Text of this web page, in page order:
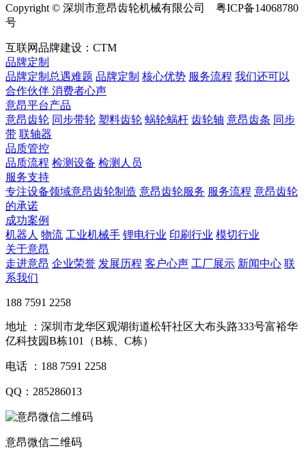
Copyright © 深圳市意昂齿轮机械有限公司 粤ICP备14068780
号
互联网品牌建设：CTM
品牌定制
品牌定制总遇难题 品牌定制 核心优势 服务流程 我们还可以
合作伙伴 ​ 消费者心声
意昂平台产品
意昂齿轮 同步带轮 塑料齿轮 蜗轮蜗杆 齿轮轴 意昂齿条 同步
带 联轴器
品质管控
品质流程 检测设备 检测人员
服务支持
专注设备领域意昂齿轮制造 意昂齿轮服务 服务流程 意昂齿轮
的承诺
成功案例
机器人 物流 工业机械手 锂电行业 印刷行业 模切行业
关于意昂
走进意昂 企业荣誉 发展历程 客户心声 工厂展示 新闻中心 联
系我们
188 7591 2258
地址 ：深圳市龙华区观湖街道松轩社区大布头路333号富裕华
亿科技园B栋101（B栋、C栋）
电话 ：188 7591 2258
QQ：285286013
意昂微信二维码